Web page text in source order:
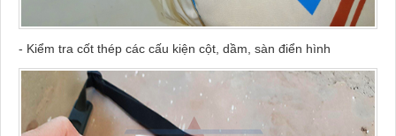
- Kiểm tra cốt thép các cấu kiện cột, dầm, sàn điển hình